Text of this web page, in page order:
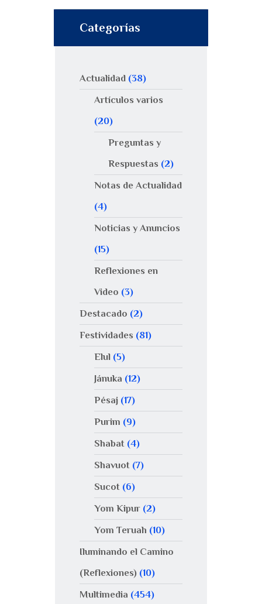
Categorías
Actualidad (38)
Artículos varios
(20)
Preguntas y
Respuestas (2)
Notas de Actualidad
(4)
Noticias y Anuncios
(15)
Reflexiones en
Video (3)
Destacado (2)
Festividades (81)
Elul(5)
Jánuka (12)
Pésaj(17)
Purim (9)
Shabat(4)
Shavuot(7)
Sucot(6)
Yom Kipur(2)
Yom Teruah (10)
Iluminando el Camino
(Reflexiones) (10)
Multimedia (454)